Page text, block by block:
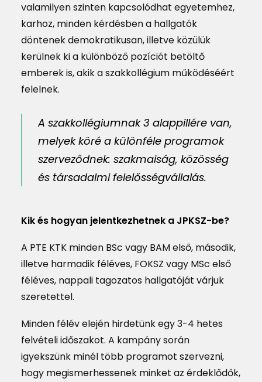
valamilyen szinten kapcsolódhat egyetemhez,
karhoz, minden kérdésben a hallgatók
döntenek demokratikusan, illetve közülük
kerülnek ki a különböző pozíciót betöltő
emberek is, akik a szakkollégium működéséért
felelnek.
A szakkollégiumnak 3 alappillére van,
melyek köré a különféle programok
szerveződnek: szakmaiság, közösség
és társadalmi felelősségvállalás.
Kik és hogyan jelentkezhetnek a JPKSZ-be?
A PTE KTK minden BSc vagy BAM első, második,
illetve harmadik féléves, FOKSZ vagy MSc első
féléves, nappali tagozatos hallgatóját várjuk
szeretettel.
Minden félév elején hirdetünk egy 3-4 hetes
felvételi időszakot. A kampány során
igyekszünk minél több programot szervezni,
hogy megismerhessenek minket az érdeklődők,